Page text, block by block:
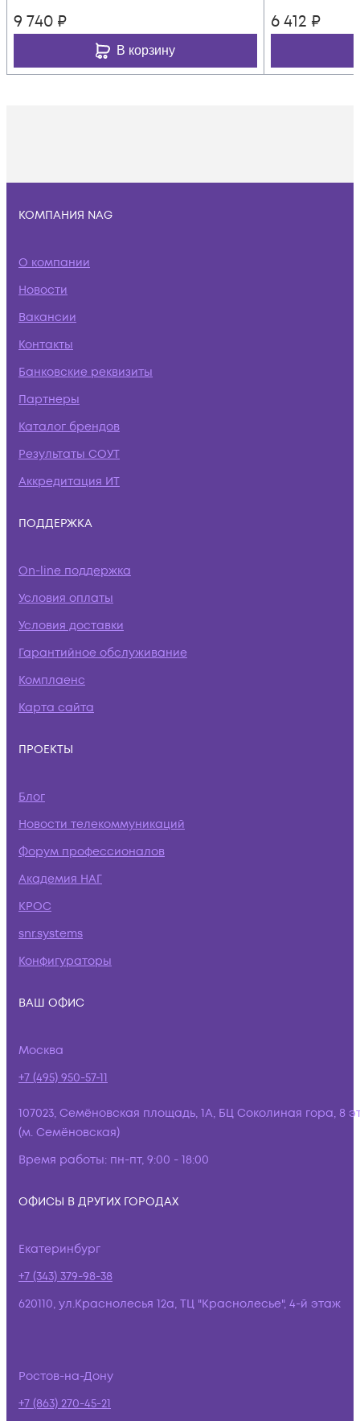
9 740 ₽
В корзину
6 412 ₽
КОМПАНИЯ NAG
О компании
Новости
Вакансии
Контакты
Банковские реквизиты
Партнеры
Каталог брендов
Результаты СОУТ
Аккредитация ИТ
ПОДДЕРЖКА
On-line поддержка
Условия оплаты
Условия доставки
Гарантийное обслуживание
Комплаенс
Карта сайта
ПРОЕКТЫ
Блог
Новости телекоммуникаций
Форум профессионалов
Академия НАГ
КРОС
snr.systems
Конфигураторы
ВАШ ОФИС
Москва
+7 (495) 950-57-11
107023, Семёновская площадь, 1А, БЦ Соколиная гора, 8
(м. Семёновская)
Время работы: пн-пт, 9:00 - 18:00
ОФИСЫ В ДРУГИХ ГОРОДАХ
Екатеринбург
+7 (343) 379-98-38
620110, ул.Краснолесья 12а, ТЦ "Краснолесье", 4-й этаж
Ростов-на-Дону
+7 (863) 270-45-21